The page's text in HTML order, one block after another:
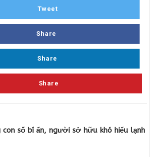
Tweet
Share
Share
Share
con số bí ẩn, người sở hữu khó hiểu lạnh